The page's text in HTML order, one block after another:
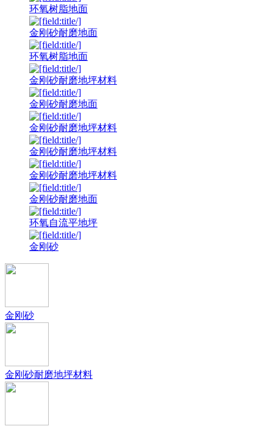
环氧树脂地面
金刚砂耐磨地面
环氧树脂地面
金刚砂耐磨地坪材料
金刚砂耐磨地面
金刚砂耐磨地坪材料
金刚砂耐磨地坪材料
金刚砂耐磨地坪材料
金刚砂耐磨地面
环氧自流平地坪
金刚砂
金刚砂
金刚砂耐磨地坪材料